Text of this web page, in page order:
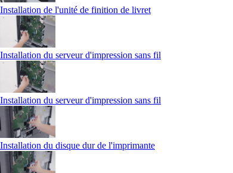
Installation de l'unité de finition de livret
Installation du serveur d'impression sans fil
Installation du serveur d'impression sans fil
Installation du disque dur de l'imprimante